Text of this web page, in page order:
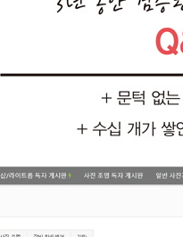
, 아이, 노인, 동물, 웨딩, 광고
보정할 때의 주의점과 주요 기
추, 작업할 부분만 선택하기(
한 올가미 툴 [방법 2] 다각형
은 패션 사진의 비밀 - 픽셀